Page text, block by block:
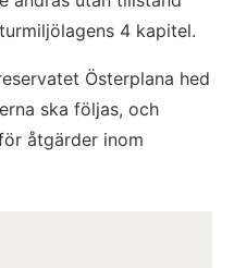
4 kapitel.
Österplana hed
ska följas, och
åtgärder inom